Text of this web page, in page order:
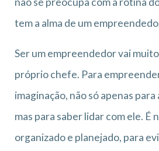
tem a alma de um
Ser um empreendedor vai
próprio chefe. Para
imaginação, não só apenas
mas para saber lidar com ele. É
organizado e planejado, para